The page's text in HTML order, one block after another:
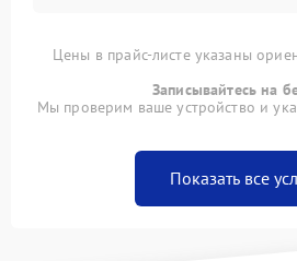
Цены в прайс-листе указаны
Записывайтесь на
Мы проверим ваше устройство и
Показать все